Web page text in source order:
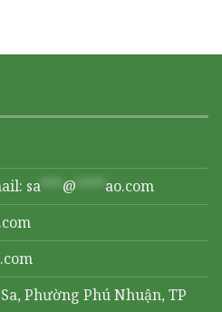
sa *** @ **** ao.com
Phường Phú Nhuận, TP